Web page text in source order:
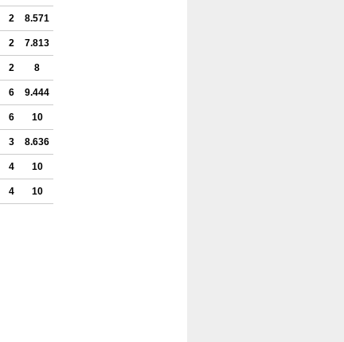
2 8.571
2 7.813
2 8
6 9.444
6 10
3 8.636
4 10
4 10